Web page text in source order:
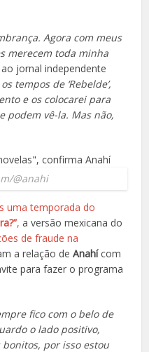
Agora com meus
merecem toda minha
jornal independente
tempos de ‘Rebelde’,
e os colocarei para
podem vê-la. Mas não,
@anahi
uma temporada do
, a versão mexicana do
de fraude na
a relação deAnahícom
para fazer o programa
fico com o belo de
o lado positivo,
por isso estou